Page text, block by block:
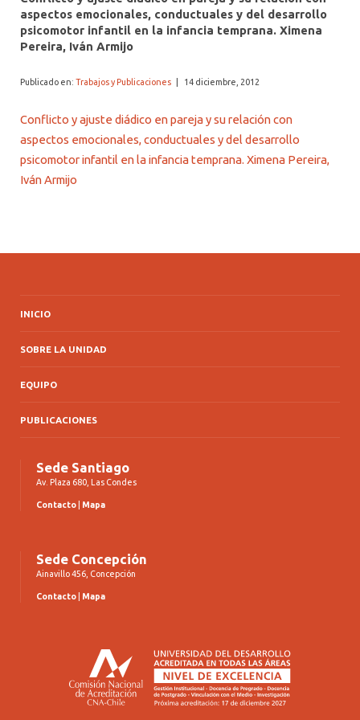
aspectos emocionales, conductuales y del desarrollo
psicomotor infantil en la infancia temprana. Ximena
Pereira, Iván Armijo
Publicado en: Trabajos y Publicaciones 14 diciembre, 2012
Conflicto y ajuste diádico en pareja y su relación con
aspectos emocionales, conductuales y del desarrollo
psicomotor infantil en la infancia temprana. Ximena Pereira,
Iván Armijo
INICIO
SOBRE LA UNIDAD
EQUIPO
PUBLICACIONES
Sede Santiago
Av. Plaza 680, Las Condes
Contacto Mapa
Sede Concepción
Ainavillo 456, Concepción
Contacto Mapa